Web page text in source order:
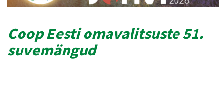
Coop Eesti omavalitsuste 51.
suvemängud